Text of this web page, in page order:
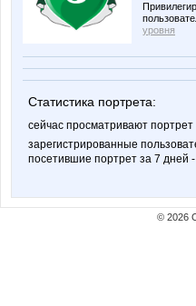
уровня
Статистика портрета:
сейчас просматривают портрет
зарегистрированные
посетившие портрет за 7 дней
© 2026